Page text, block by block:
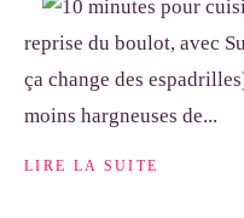
reprise du boulot, avec
ça change des
moins hargneuses de...
LIRE LA SUITE